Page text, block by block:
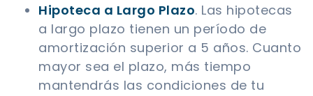
Hipoteca a Largo Plazo. Las hipotecas
a largo plazo tienen un período de
amortización superior a 5 años. Cuanto
mayor sea el plazo, más tiempo
mantendrás las condiciones de tu